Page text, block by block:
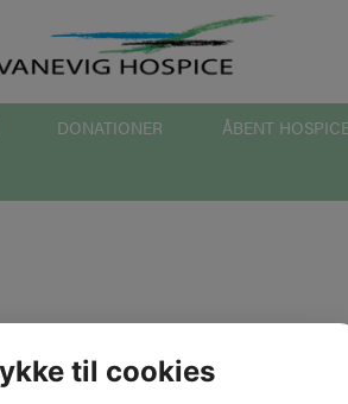
DONATIONER ÅBENT
til cookies